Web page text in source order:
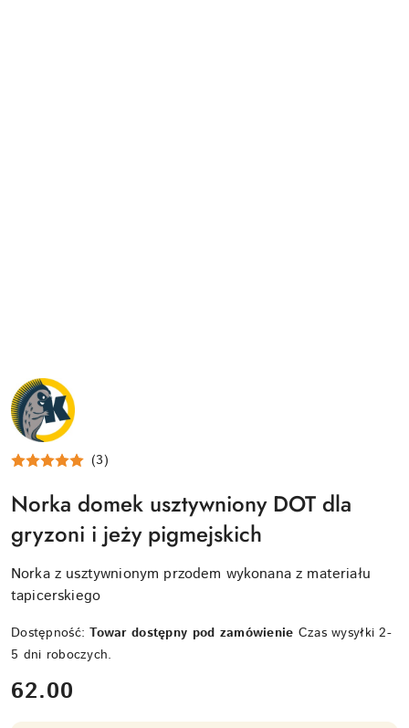
NAZWA
PRODUCENTA:
KRAINA
TUPTUSIA
(3)
Norka domek usztywniony DOT dla
gryzoni i jeży pigmejskich
Norka z usztywnionym przodem wykonana z materiału
tapicerskiego
Dostępność:Towar dostępny pod zamówienie Czas wysyłki 2-
5 dni roboczych.
cena:
62.00